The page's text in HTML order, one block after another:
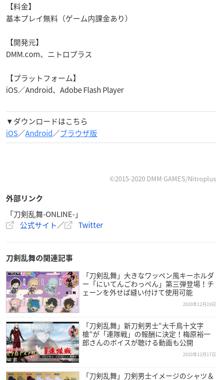
【料金】
基本プレイ無料（ゲーム内課金あり）
【開発元】
DMM.com、ニトロプラス
【プラットフォーム】
iOS／Android、Adobe Flash Player
▼ダウンロードはこちら
iOS／Android／ブラウザ版
©2015-2020 DMM GAMES/Nitroplus
外部リンク
「刀剣乱舞-ONLINE-」
公式サイト／ Twitter
刀剣乱舞の関連記事
「刀剣乱舞」大きなワッペン風キーホルダ
ー「にいてんごわっぺん」第三弾登場！チ
ェーンを外せば縫い付けて使用可能
2020年12月19日
「刀剣乱舞」新刀剣男士“大千鳥十文字
槍”が「連隊戦」の報酬に決定！梅原裕一
郎さんのボイスが聴ける動画も公開
2020年12月17日
「刀剣乱舞」刀剣男士イメージのシャツ＆